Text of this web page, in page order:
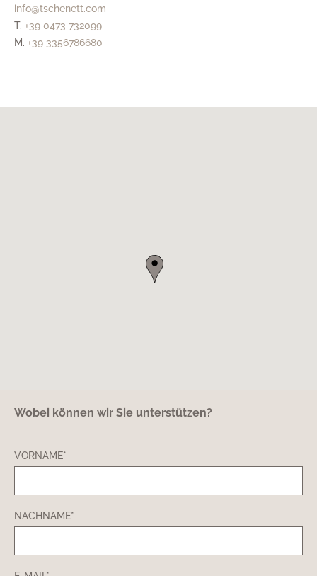
info@tschenett.com
T. +39 0473 732099
M. +39 3356786680
Wobei können wir Sie unterstützen?
VORNAME*
NACHNAME*